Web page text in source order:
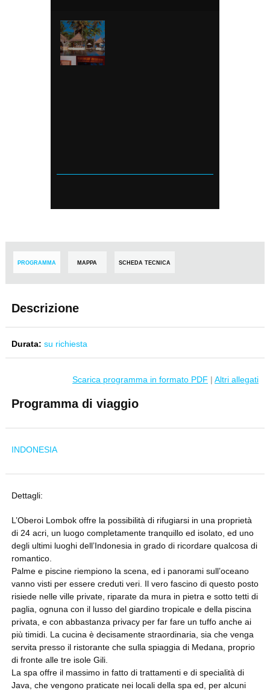
PROGRAMMA MAPPA SCHEDA TECNICA
Descrizione
Durata: su richiesta
Scarica programma in formato PDF | Altri allegati
Programma di viaggio
INDONESIA
Dettagli:
L’Oberoi Lombok offre la possibilità di rifugiarsi in una proprietà
di 24 acri, un luogo completamente tranquillo ed isolato, ed uno
degli ultimi luoghi dell’Indonesia in grado di ricordare qualcosa di
romantico.
Palme e piscine riempiono la scena, ed i panorami sull’oceano
vanno visti per essere creduti veri. Il vero fascino di questo posto
risiede nelle ville private, riparate da mura in pietra e sotto tetti di
paglia, ognuna con il lusso del giardino tropicale e della piscina
privata, e con abbastanza privacy per far fare un tuffo anche ai
più timidi. La cucina è decisamente straordinaria, sia che venga
servita presso il ristorante che sulla spiaggia di Medana, proprio
di fronte alle tre isole Gili.
La spa offre il massimo in fatto di trattamenti e di specialità di
Java, che vengono praticate nei locali della spa ed, per alcuni